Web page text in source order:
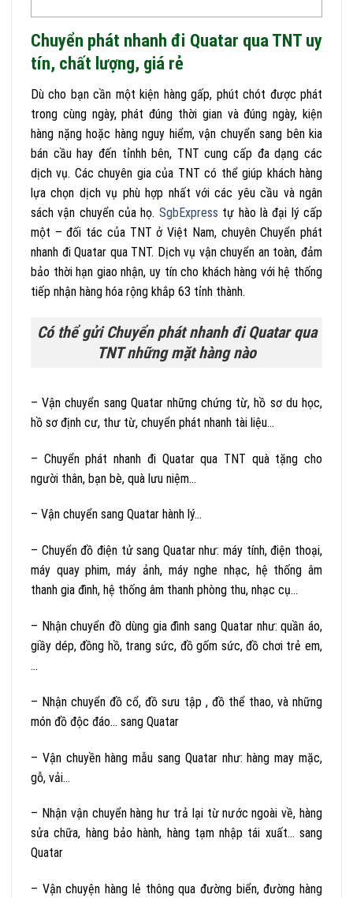
Chuyển phát nhanh đi Quatar qua TNT uy
tín, chất lượng, giá rẻ
Dù cho bạn cần một kiện hàng gấp, phút chót được phát
trong cùng ngày, phát đúng thời gian và đúng ngày, kiện
hàng nặng hoặc hàng nguy hiểm, vận chuyển sang bên kia
bán cầu hay đến tỉnhh bên, TNT cung cấp đa dạng các
dịch vụ. Các chuyên gia của TNT có thể giúp khách hàng
lựa chọn dịch vụ phù hợp nhất với các yêu cầu và ngân
sách vận chuyển của họ. SgbExpress tự hào là đại lý cấp
một – đối tác của TNT ở Việt Nam, chuyên Chuyển phát
nhanh đi Quatar qua TNT. Dịch vụ vận chuyển an toàn, đảm
bảo thời hạn giao nhận, uy tín cho khách hàng với hệ thống
tiếp nhận hàng hóa rộng khắp 63 tỉnh thành.
Có thể gửi Chuyển phát nhanh đi Quatar qua
TNT những mặt hàng nào
– Vận chuyển sang Quatar những chứng từ, hồ sơ du học,
hồ sơ định cư, thư từ, chuyển phát nhanh tài liệu…
– Chuyển phát nhanh đi Quatar qua TNT quà tặng cho
người thân, bạn bè, quà lưu niệm…
– Vận chuyển sang Quatar hành lý…
– Chuyển đồ điện tử sang Quatar như: máy tính, điện thoại,
máy quay phim, máy ảnh, máy nghe nhạc, hệ thống âm
thanh gia đình, hệ thống âm thanh phòng thu, nhạc cụ…
– Nhận chuyển đồ dùng gia đình sang Quatar như: quần áo,
giầy dép, đồng hồ, trang sức, đồ gốm sức, đồ chơi trẻ em,
…
– Nhận chuyển đồ cổ, đồ sưu tập , đồ thể thao, và những
món đồ độc đáo… sang Quatar
– Vận chuyền hàng mẫu sang Quatar như: hàng may mặc,
gỗ, vải…
– Nhận vận chuyển hàng hư trả lại từ nước ngoài về, hàng
sửa chữa, hàng bảo hành, hàng tạm nhập tái xuất… sang
Quatar
– Vận chuyện hàng lẻ thông qua đường biển, đường hàng